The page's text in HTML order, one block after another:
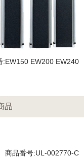
:EW150 EW200 EW240
品
商品番号:UL-002770-C